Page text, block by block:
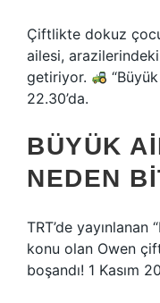
Çiftlikte dokuz
ailesi,
getiriyor.
22.30’da.
BÜYÜK
NEDEN
TRT’de
konu olan Owen
boşandı! 1 Kasım